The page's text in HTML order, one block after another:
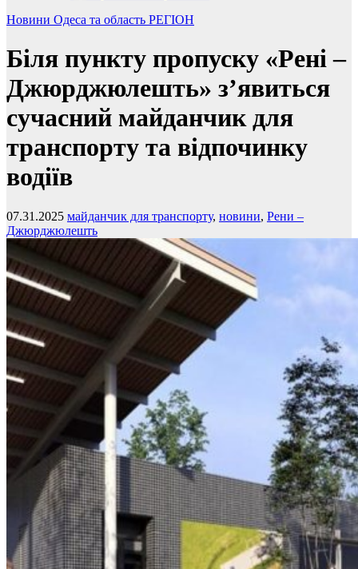
Новини Одеса та область РЕГІОН
Біля пункту пропуску «Рені –
Джюрджюлешть» з’явиться
сучасний майданчик для
транспорту та відпочинку
водіїв
07.31.2025 майданчик для транспорту, новини, Рени –
Джюрджюлешть